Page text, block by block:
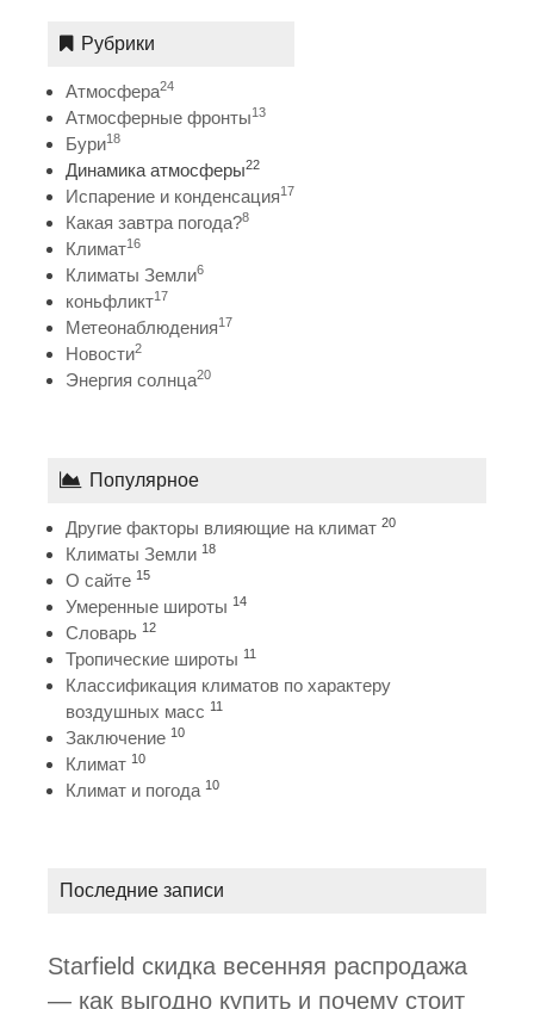
Рубрики
Атмосфера24
Атмосферные фронты13
Бури18
Динамика атмосферы22
Испарение и конденсация17
Какая завтра погода?8
Климат16
Климаты Земли6
коньфликт17
Метеонаблюдения17
Новости2
Энергия солнца20
Популярное
Другие факторы влияющие на климат 20
Климаты Земли 18
О сайте 15
Умеренные широты 14
Словарь 12
Тропические широты 11
Классификация климатов по характеру
воздушных масс 11
Заключение 10
Климат 10
Климат и погода 10
Последние записи
Starfield скидка весенняя распродажа
— как выгодно купить и почему стоит